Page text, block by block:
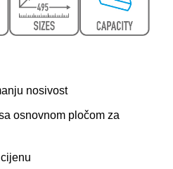
nosivost
osnovnom pločom za